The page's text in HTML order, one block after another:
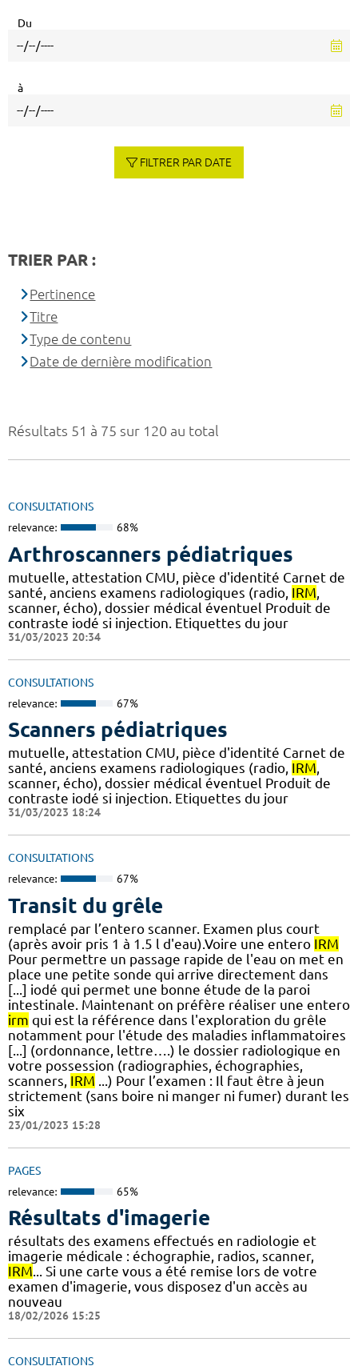
Résultats 51 à 75 sur 120 au total
CONSULTATIONS
relevance: 68%
Arthroscanners pédiatriques
mutuelle, attestation CMU, pièce d'identité Carnet de
santé, anciens examens radiologiques (radio, IRM,
scanner, écho), dossier médical éventuel Produit de
contraste iodé si injection. Etiquettes du jour
31/03/2023 20:34
CONSULTATIONS
relevance: 67%
Scanners pédiatriques
mutuelle, attestation CMU, pièce d'identité Carnet de
santé, anciens examens radiologiques (radio, IRM,
scanner, écho), dossier médical éventuel Produit de
contraste iodé si injection. Etiquettes du jour
31/03/2023 18:24
CONSULTATIONS
relevance: 67%
Transit du grêle
remplacé par l’entero scanner. Examen plus court
(après avoir pris 1 à 1.5 l d'eau).Voire une entero IRM
Pour permettre un passage rapide de l'eau on met en
place une petite sonde qui arrive directement dans
[...] iodé qui permet une bonne étude de la paroi
intestinale. Maintenant on préfère réaliser une entero
irm qui est la référence dans l'exploration du grêle
notamment pour l'étude des maladies inflammatoires
[...] (ordonnance, lettre….) le dossier radiologique en
votre possession (radiographies, échographies,
scanners, IRM ...) Pour l’examen : Il faut être à jeun
strictement (sans boire ni manger ni fumer) durant les
six
23/01/2023 15:28
PAGES
relevance: 65%
Résultats d'imagerie
résultats des examens effectués en radiologie et
imagerie médicale : échographie, radios, scanner,
IRM... Si une carte vous a été remise lors de votre
examen d'imagerie, vous disposez d'un accès au
nouveau
18/02/2026 15:25
CONSULTATIONS
Du
à
FILTRER PAR DATE
TRIER PAR :
Pertinence
Titre
Type de contenu
Date de dernière modification